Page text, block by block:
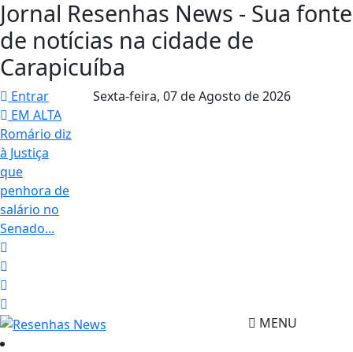
Jornal Resenhas News - Sua fonte
de notícias na cidade de
Carapicuíba
Entrar
EM ALTA
Romário diz
à Justiça
que
penhora de
salário no
Senado...
Sexta-feira, 07 de Agosto de 2026
MENU